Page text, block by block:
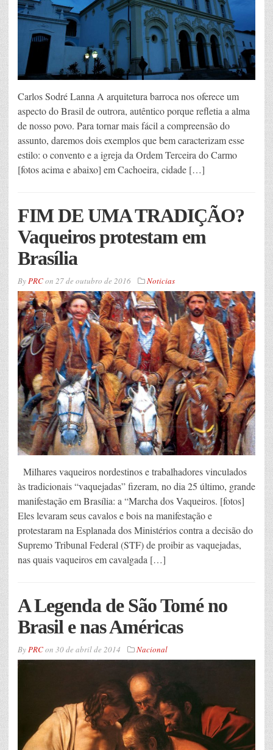
Carlos Sodré Lanna A arquitetura barroca nos oferece um
aspecto do Brasil de outrora, autêntico porque refletia a alma
de nosso povo. Para tornar mais fácil a compreensão do
assunto, daremos dois exemplos que bem caracterizam esse
estilo: o convento e a igreja da Ordem Terceira do Carmo
[fotos acima e abaixo] em Cachoeira, cidade […]
FIM DE UMA TRADIÇÃO?
Vaqueiros protestam em
Brasília
By PRCon 27 de outubro de 2016 Noticias
Milhares vaqueiros nordestinos e trabalhadores vinculados
às tradicionais “vaquejadas” fizeram, no dia 25 último, grande
manifestação em Brasília: a “Marcha dos Vaqueiros. [fotos]
Eles levaram seus cavalos e bois na manifestação e
protestaram na Esplanada dos Ministérios contra a decisão do
Supremo Tribunal Federal (STF) de proibir as vaquejadas,
nas quais vaqueiros em cavalgada […]
A Legenda de São Tomé no
Brasil e nas Américas
ByPRCon 30 de abril de 2014 Nacional